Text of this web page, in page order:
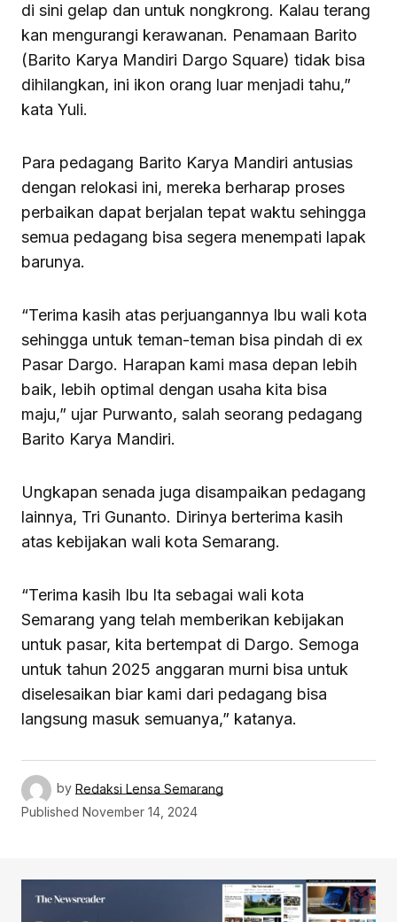
di sini gelap dan untuk nongkrong. Kalau terang
kan mengurangi kerawanan. Penamaan Barito
(Barito Karya Mandiri Dargo Square) tidak bisa
dihilangkan, ini ikon orang luar menjadi tahu,”
kata Yuli.
Para pedagang Barito Karya Mandiri antusias
dengan relokasi ini, mereka berharap proses
perbaikan dapat berjalan tepat waktu sehingga
semua pedagang bisa segera menempati lapak
barunya.
“Terima kasih atas perjuangannya Ibu wali kota
sehingga untuk teman-teman bisa pindah di ex
Pasar Dargo. Harapan kami masa depan lebih
baik, lebih optimal dengan usaha kita bisa
maju,” ujar Purwanto, salah seorang pedagang
Barito Karya Mandiri.
Ungkapan senada juga disampaikan pedagang
lainnya, Tri Gunanto. Dirinya berterima kasih
atas kebijakan wali kota Semarang.
“Terima kasih Ibu Ita sebagai wali kota
Semarang yang telah memberikan kebijakan
untuk pasar, kita bertempat di Dargo. Semoga
untuk tahun 2025 anggaran murni bisa untuk
diselesaikan biar kami dari pedagang bisa
langsung masuk semuanya,” katanya.
by Redaksi Lensa Semarang
Published November 14, 2024